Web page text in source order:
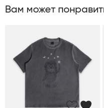
Вам может